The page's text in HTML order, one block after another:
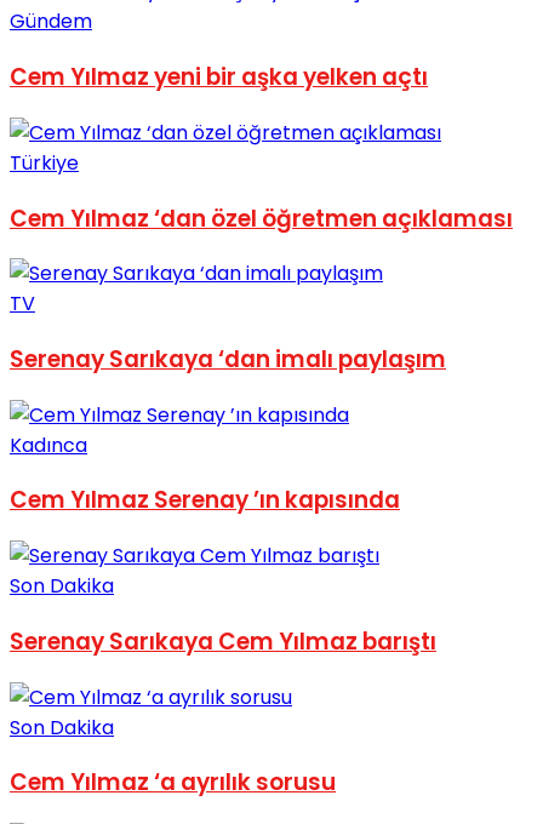
No Result
View All Result
Gündem
Cem Yılmaz yeni bir aşka yelken açtı
Türkiye
Cem Yılmaz ‘dan özel öğretmen açıklaması
TV
Serenay Sarıkaya ‘dan imalı paylaşım
Kadınca
Cem Yılmaz Serenay ’ın kapısında
Son Dakika
Serenay Sarıkaya Cem Yılmaz barıştı
Son Dakika
Cem Yılmaz ‘a ayrılık sorusu